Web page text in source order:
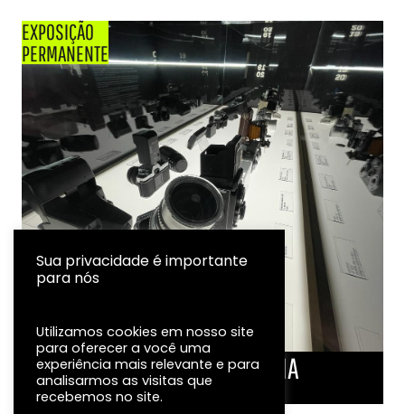
EXPOSIÇÃO
PERMANENTE
LINHA DO TEMPO DA FOTOGRAFIA
EXPOSIÇÃO
Sua privacidade é importante
para nós
Utilizamos cookies em nosso site
para oferecer a você uma
experiência mais relevante e para
analisarmos as visitas que
recebemos no site.